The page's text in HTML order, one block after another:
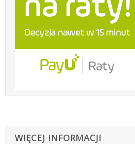
WIĘCEJ INFORMACJI